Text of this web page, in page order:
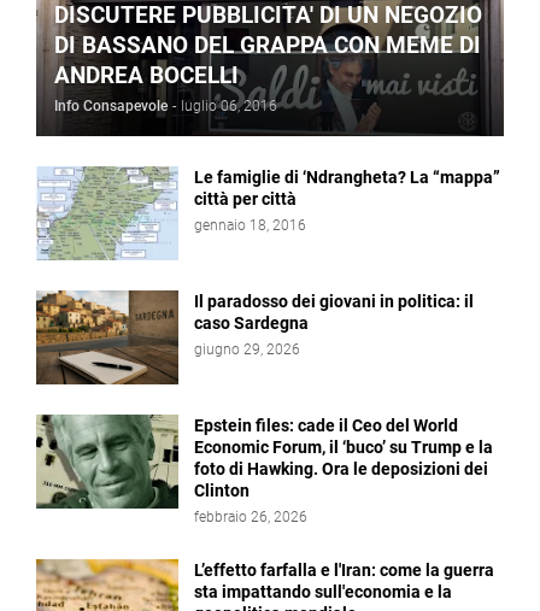
DISCUTERE PUBBLICITA' DI UN NEGOZIO
DI BASSANO DEL GRAPPA CON MEME DI
ANDREA BOCELLI
Info Consapevole - luglio 06, 2016
Le famiglie di ‘Ndrangheta? La “mappa”
città per città
gennaio 18, 2016
Il paradosso dei giovani in politica: il
caso Sardegna
giugno 29, 2026
Epstein files: cade il Ceo del World
Economic Forum, il ‘buco’ su Trump e la
foto di Hawking. Ora le deposizioni dei
Clinton
febbraio 26, 2026
L’effetto farfalla e l'Iran: come la guerra
sta impattando sull'economia e la